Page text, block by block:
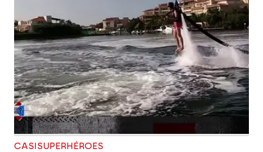
CASISUPERHÉROES